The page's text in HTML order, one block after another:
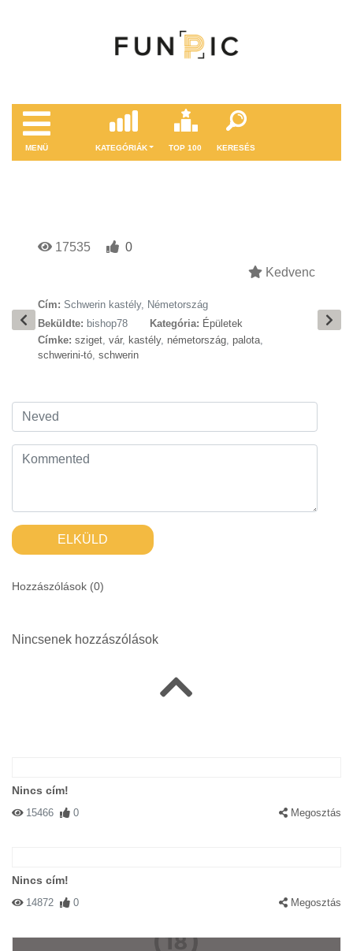
MENÜ KATEGÓRIÁK TOP 100 KERESÉS
17535
0
Kedvenc
Cím: Schwerin kastély, Németország
Beküldte: bishop78 Kategória: Épületek
Címke: sziget, vár, kastély, németország, palota,
schwerini-tó, schwerin
ELKÜLD
Hozzászólások (0)
Nincsenek hozzászólások
Nincs cím!
15466 0 Megosztás
Nincs cím!
14872 0 Megosztás